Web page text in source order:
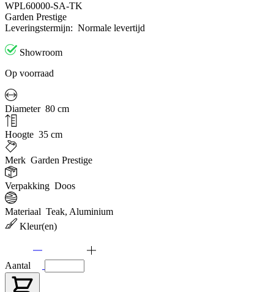
WPL60000-SA-TK
Garden Prestige
Leveringstermijn: Normale levertijd
Showroom
Op voorraad
Diameter 80 cm
Hoogte 35 cm
Merk Garden Prestige
Verpakking Doos
Materiaal Teak, Aluminium
Kleur(en)
Aantal